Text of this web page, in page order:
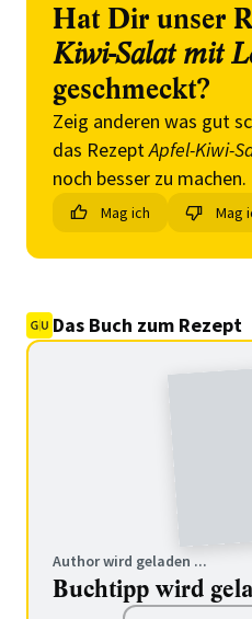
Hat Dir unser
Kiwi-Salat mit
geschmeckt?
Zeig anderen was gut
das RezeptApfel-Kiwi-
noch besser zu machen.
Mag ich Mag
Das Buch zum Rezept
Author wird geladen ...
Buchtipp wird